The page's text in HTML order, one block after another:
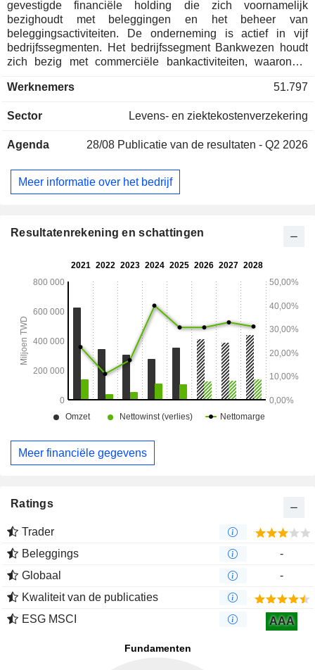
gevestigde financiële holding die zich voornamelijk
bezighoudt met beleggingen en het beheer van
beleggingsactiviteiten. De onderneming is actief in vijf
bedrijfssegmenten. Het bedrijfssegment Bankwezen houdt
zich bezig met commerciële bankactiviteiten, waaronder
bedrijfssegment Levensverzekeringen houdt zich bezig met
beleggingsgebonden verzekeringen, waarbij de rente een
planningsdiensten. Het bedrijfssegment
brandverzekeringen, maritieme verzekeringen, land- en
luchtvaartverzekeringen, aansprakelijkheidsverzekeringen
emissieactiviteiten. Het bedrijfssegment Overige omvat
Werknemers 51.797
Sector Levens- en ziektekostenverzekering
Agenda 28/08 Publicatie van de resultaten - Q2 2026
Meer informatie over het bedrijf
Resultatenrekening en schattingen
Meer financiële gegevens
Ratings
Trader
Beleggings
-
Globaal
-
Kwaliteit van de publicaties
ESG MSCI
AAA